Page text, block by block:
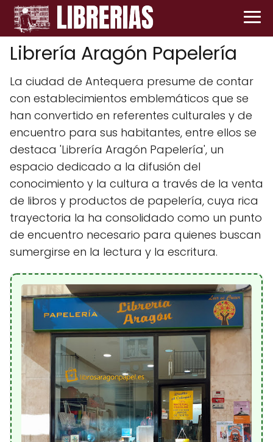
Librería Aragón Papelería
La ciudad de Antequera presume de contar
con establecimientos emblemáticos que se
han convertido en referentes culturales y de
encuentro para sus habitantes, entre ellos se
destaca 'Librería Aragón Papelería', un
espacio dedicado a la difusión del
conocimiento y la cultura a través de la venta
de libros y productos de papelería, cuya rica
trayectoria la ha consolidado como un punto
de encuentro necesario para quienes buscan
sumergirse en la lectura y la escritura.